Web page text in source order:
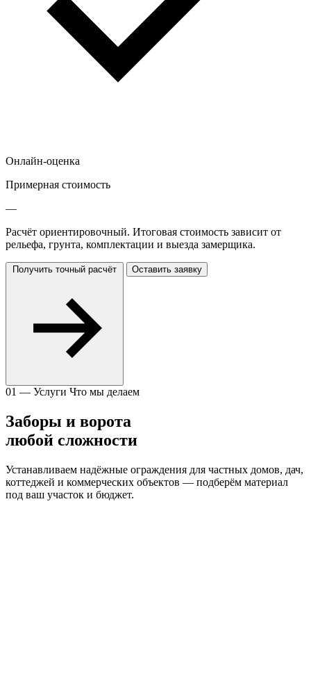
Онлайн-оценка
Примерная стоимость
—
Расчёт ориентировочный. Итоговая стоимость зависит от
рельефа, грунта, комплектации и выезда замерщика.
Оставить заявку
01 — Услуги Что мы делаем
Заборы и ворота
любой сложности
Устанавливаем надёжные ограждения для частных домов, дач,
коттеджей и коммерческих объектов — подберём материал
под ваш участок и бюджет.